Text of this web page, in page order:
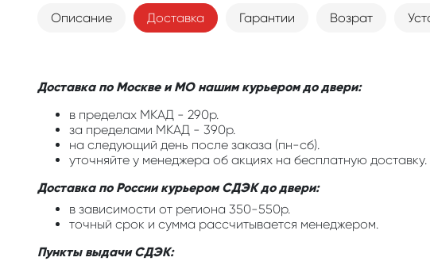
Описание Доставка Гарантии Возрат
Доставка по Москве и МО нашим курьером до двери:
в пределах МКАД - 290р.
за пределами МКАД - 390р.
на следующий день после заказа (пн-сб).
уточняйте у менеджера об акциях на бесплатную доставку.
Доставка по России курьером СДЭК до двери:
в зависимости от региона 350-550р.
точный срок и сумма рассчитывается менеджером.
Пункты выдачи СДЭК: